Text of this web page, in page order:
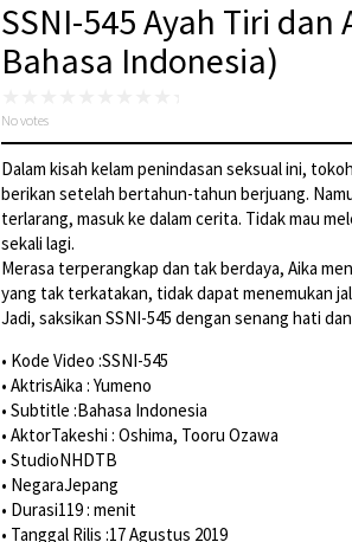
SSNI-545 Ayah Tiri
Bahasa Indonesia)
No votes
Dalam kisah kelam penindasan seksual ini,
berikan setelah bertahun-tahun berjuang.
terlarang, masuk ke dalam cerita. Tidak mau
sekali lagi.
Merasa terperangkap dan tak berdaya, Aika
yang tak terkatakan, tidak dapat menemukan
Jadi, saksikan SSNI-545 dengan senang hati
• Kode Video :SSNI-545
• AktrisAika : Yumeno
• Subtitle :Bahasa Indonesia
• AktorTakeshi : Oshima, Tooru Ozawa
• StudioNHDTB
• NegaraJepang
• Durasi119 : menit
• Tanggal Rilis :17 Agustus 2019